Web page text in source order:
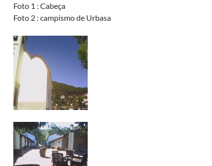
Foto 1 : Cabeça
Foto 2 : campismo de Urbasa